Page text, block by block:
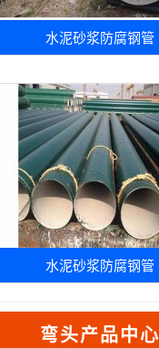
水泥砂浆防腐钢管
水泥砂浆防腐钢管
弯头产品中心